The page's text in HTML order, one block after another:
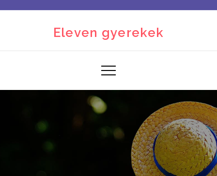
Eleven gyerekek